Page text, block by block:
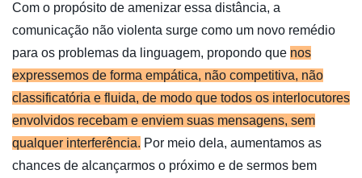
Com o propósito de amenizar essa distância, a
comunicação não violenta surge como um novo remédio
para os problemas da linguagem, propondo que nos
expressemos de forma empática, não competitiva, não
classificatória e fluida, de modo que todos os interlocutores
envolvidos recebam e enviem suas mensagens, sem
qualquer interferência. Por meio dela, aumentamos as
chances de alcançarmos o próximo e de sermos bem